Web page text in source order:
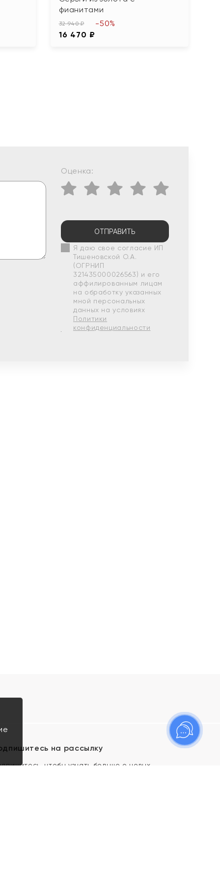
фианитами
32 940 ₽
16 470 ₽
-50%
Оценка:
ОТПРАВИТЬ
Я даю свое согласие ИП
Тишеновской О.А.
(ОГРНИП
321435000026563) и его
аффилированным лицам
на обработку указанных
мной персональных
данных на условиях
Политики
конфиденциальности
на рассылку
чтобы узнать больше о новых